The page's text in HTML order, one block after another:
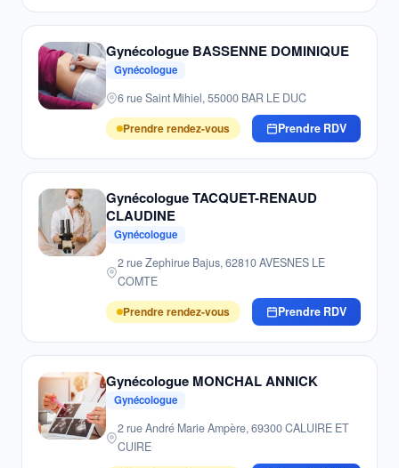
Gynécologue BASSENNE DOMINIQUE
Gynécologue
6 rue Saint Mihiel, 55000 BAR LE DUC
Prendre rendez-vous
Prendre RDV
Gynécologue TACQUET-RENAUD
CLAUDINE
Gynécologue
2 rue Zephirue Bajus, 62810 AVESNES LE
COMTE
Prendre rendez-vous
Prendre RDV
Gynécologue MONCHAL ANNICK
Gynécologue
2 rue André Marie Ampère, 69300 CALUIRE ET
CUIRE